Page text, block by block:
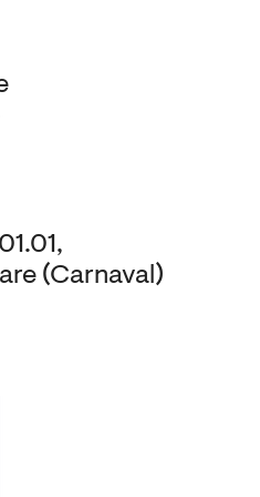
(Carnaval)